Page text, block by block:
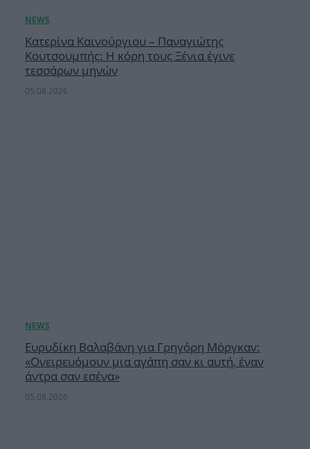
Κατερίνα Καινούργιου – Παναγιώτης
Κουτσουμπής: Η κόρη τους Ξένια έγινε
τεσσάρων μηνών
05.08.2026
Ευρυδίκη Βαλαβάνη για Γρηγόρη Μόργκαν:
«Oνειρευόμουν μια αγάπη σαν κι αυτή, έναν
άντρα σαν εσένα»
05.08.2026